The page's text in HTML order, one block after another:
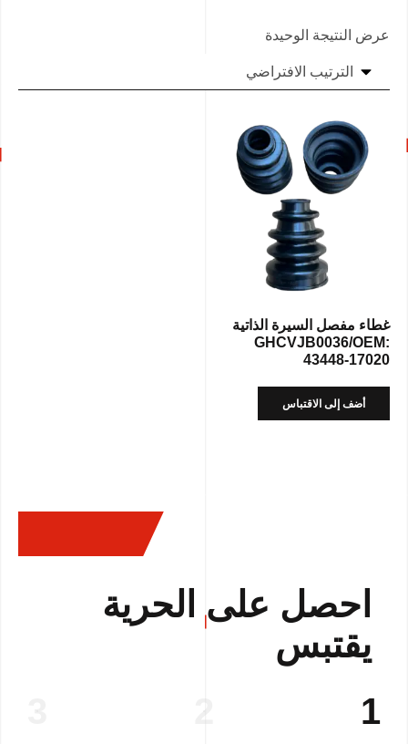
عرض النتيجة الوحيدة
غطاء مفصل السيرة الذاتية
GHCVJB0036/OEM:
43448-17020
أضف إلى الاقتباس
احصل على الحرية
يقتبس
1
2
3